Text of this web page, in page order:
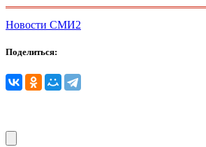
Новости СМИ2
Поделиться: